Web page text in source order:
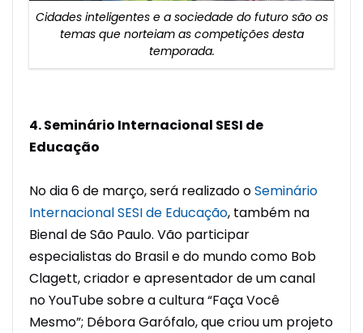
Cidades inteligentes e a sociedade do futuro são os
temas que norteiam as competições desta
temporada.
4. Seminário Internacional SESI de
Educação
No dia 6 de março, será realizado oSeminário
Internacional SESI de Educação, também na
Bienal de São Paulo. Vão participar
especialistas do Brasil e do mundo como Bob
Clagett, criador e apresentador de um canal
no YouTube sobre a cultura “Faça Você
Mesmo”; Débora Garófalo, que criou um projeto